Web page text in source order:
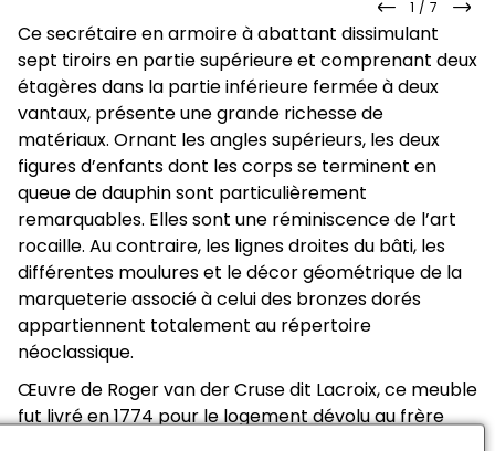
slide
précédente
1 /7
Ce secrétaire en armoire à abattant dissimulant
sept tiroirs en partie supérieure et comprenant deux
étagères dans la partie inférieure fermée à deux
vantaux, présente une grande richesse de
matériaux. Ornant les angles supérieurs, les deux
figures d’enfants dont les corps se terminent en
queue de dauphin sont particulièrement
remarquables. Elles sont une réminiscence de l’art
rocaille. Au contraire, les lignes droites du bâti, les
différentes moulures et le décor géométrique de la
marqueterie associé à celui des bronzes dorés
appartiennent totalement au répertoire
néoclassique.
Œuvre de Roger van der Cruse dit Lacroix, ce meuble
fut livré en 1774 pour le logement dévolu au frère